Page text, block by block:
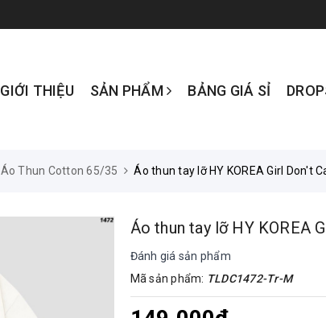
GIỚI THIỆU SẢN PHẨM BẢNG GIÁ SỈ
Áo Thun Cotton 65/35 Áo thun tay lỡ HY KOREA Girl Don't
Áo thun tay lỡ HY KOREA
Đánh giá sản phẩm
Mã sản phẩm: TLDC1472-Tr-M